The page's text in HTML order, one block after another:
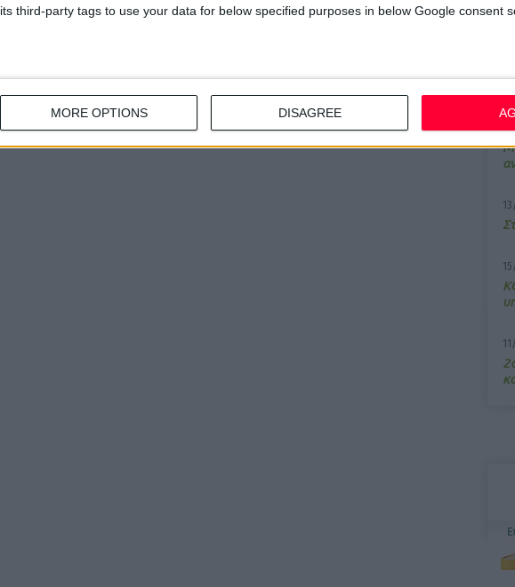
its third-party tags to use your data for below specified purposes in below Google consent
MORE OPTIONS DISAGREE
7/